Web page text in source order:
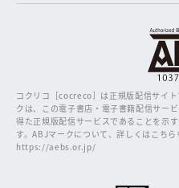
コクリコ［cocreco］は正規版配信サイ
クは、この電子書店・電子書籍配信サー
得た正規版配信サービスであることを示
す。ABJマークについて、詳しくはこちら
https://aebs.or.jp/